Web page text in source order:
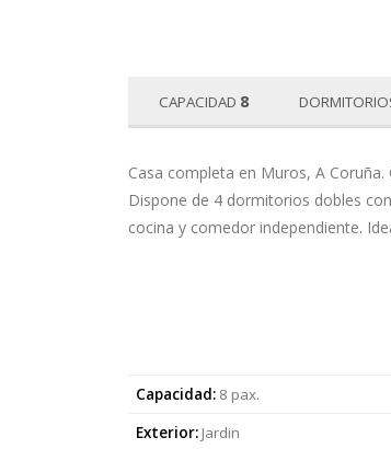
CAPACIDAD 8
Casa completa en Muros, A
Dispone de 4 dormitorios dobles
cocina y comedor independiente.
Capacidad: 8 pax.
Exterior: Jardin